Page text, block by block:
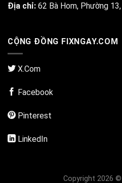
Địa chỉ: 62 Bà Hom, Phường 13,
CỘNG ĐỒNG FIXNGAY.COM
X.Com
Facebook
Pinterest
LinkedIn
Copyright 2026 ©